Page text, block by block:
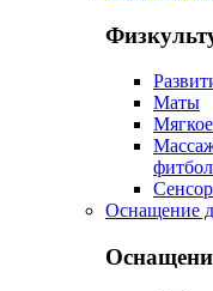
Маты
Оснащение